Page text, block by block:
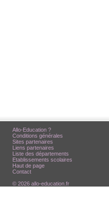
Allo-Education ?
Conditions générales
Sites partenaires
Liens partenaires
Liste des départements
Etablissements scolaires
Haut de page
Contact
© 2026 allo-education.fr